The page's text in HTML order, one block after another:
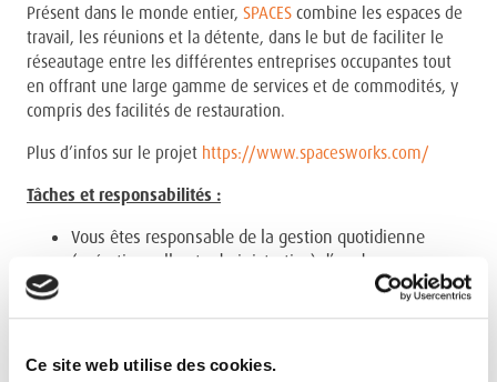
Ce site web utilise des cookies.
Présent dans le monde entier, SPACES combine les espaces de
travail, les réunions et la détente, dans le but de faciliter le
réseautage entre les différentes entreprises occupantes tout
en offrant une large gamme de services et de commodités, y
compris des facilités de restauration.
Plus d’infos sur le projet https://www.spacesworks.com/
Tâches et responsabilités :
Vous êtes responsable de la gestion quotidienne
(opérationnelle et administrative) d’un de nos
et vous assurez un
l’établissement (+/- 18h) et vous assurez le